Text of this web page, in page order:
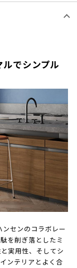
でシンプル
ンセンのコラボレー
を削ぎ落としたミ
実用性、そしてシ
ンテリアとよく合